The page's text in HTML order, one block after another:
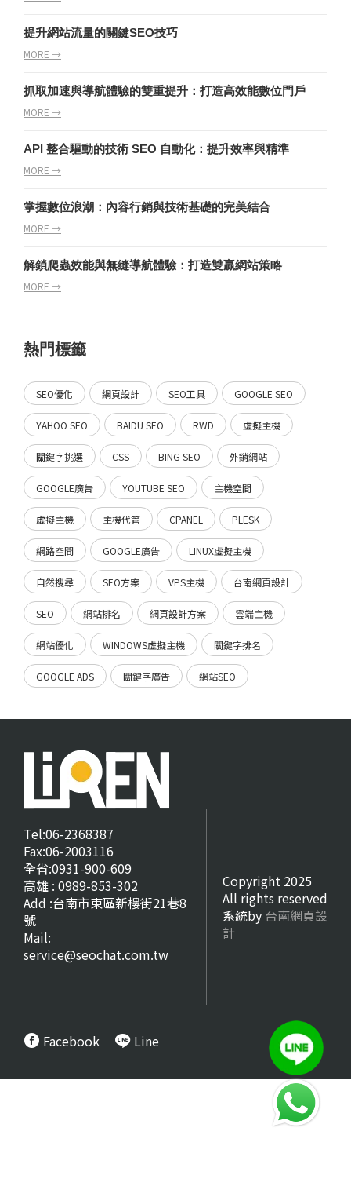
提升網站流量的關鍵SEO技巧
MORE →
抓取加速與導航體驗的雙重提升：打造高效能數位門戶
MORE →
API 整合驅動的技術 SEO 自動化：提升效率與精準
MORE →
掌握數位浪潮：內容行銷與技術基礎的完美結合
MORE →
解鎖爬蟲效能與無縫導航體驗：打造雙贏網站策略
MORE →
熱門標籤
SEO優化 網頁設計 SEO工具 GOOGLE SEO
YAHOO SEO BAIDU SEO RWD 虛擬主機
關鍵字挑選 CSS BING SEO 外銷網站
GOOGLE廣告 YOUTUBE SEO 主機空間
虛擬主機 主機代管 CPANEL PLESK
網路空間 GOOGLE廣告 LINUX虛擬主機
自然搜尋 SEO方案 VPS主機 台南網頁設計
SEO 網站排名 網頁設計方案 雲端主機
網站優化 WINDOWS虛擬主機 關鍵字排名
GOOGLE ADS 關鍵字廣告 網站SEO
Tel:06-2368387
Fax:06-2003116
全省:0931-900-609
高雄 : 0989-853-302
Add :台南市東區新樓街21巷8
號
Mail:
service@seochat.com.tw
Copyright 2025
All rights reserved
系統by 台南網頁設
計
Facebook Line